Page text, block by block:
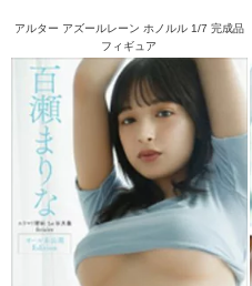
アルター アズールレーン ホノルル 1/7 完成品
フィギュア